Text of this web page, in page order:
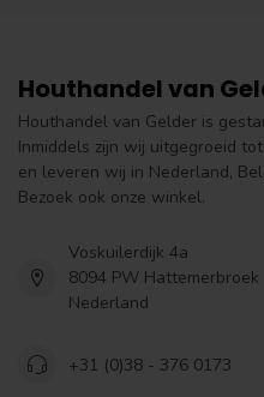
Houthandel van
Houthandel van Gelder is
Inmiddels zijn wij uitgegroeid
en leveren wij in Nederland,
Bezoek ook onze winkel.
Voskuilerdijk 4a
8094 PW Hattemerbroek
Nederland
+31 (0)38 - 376 0173